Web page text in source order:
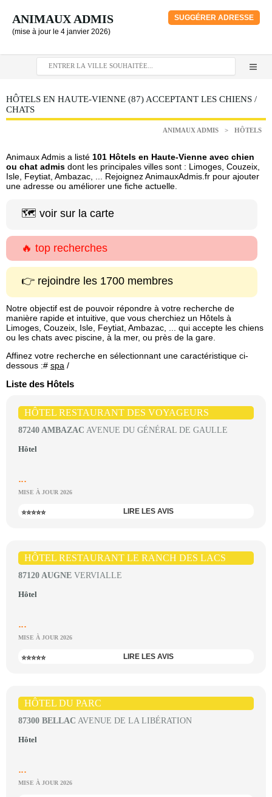
ANIMAUX ADMIS
(mise à jour le 4 janvier 2026)
SUGGÉRER ADRESSE
HÔTELS EN HAUTE-VIENNE (87) ACCEPTANT LES CHIENS /
CHATS
ANIMAUX ADMIS > HÔTELS
Animaux Admis a listé 101 Hôtels en Haute-Vienne avec chien
ou chat admis dont les principales villes sont : Limoges, Couzeix,
Isle, Feytiat, Ambazac, ... Rejoignez AnimauxAdmis.fr pour ajouter
une adresse ou améliorer une fiche actuelle.
🗺️ voir sur la carte
🔥 top recherches
👉 rejoindre les 1700 membres
Notre objectif est de pouvoir répondre à votre recherche de
manière rapide et intuitive, que vous cherchiez un Hôtels à
Limoges, Couzeix, Isle, Feytiat, Ambazac, ... qui accepte les chiens
ou les chats avec piscine, à la mer, ou près de la gare.
Affinez votre recherche en sélectionnant une caractéristique ci-
dessous :# spa /
Liste des Hôtels
HÔTEL RESTAURANT DES VOYAGEURS
87240 AMBAZAC AVENUE DU GÉNÉRAL DE GAULLE
Hôtel
...
MISE À JOUR 2026
⭐⭐⭐⭐⭐ LIRE LES AVIS
HÔTEL RESTAURANT LE RANCH DES LACS
87120 AUGNE VERVIALLE
Hôtel
...
MISE À JOUR 2026
⭐⭐⭐⭐⭐ LIRE LES AVIS
HÔTEL DU PARC
87300 BELLAC AVENUE DE LA LIBÉRATION
Hôtel
...
MISE À JOUR 2026